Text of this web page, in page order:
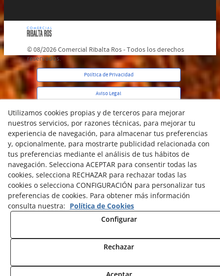
© 08/2026 Comercial Ribalta Ros - Todos los derechos
reservados.
Política de Privacidad
Aviso Legal
Política Cookies
Utilizamos cookies propias y de terceros para mejorar
nuestros servicios, por razones técnicas, para mejorar tu
experiencia de navegación, para almacenar tus preferencias
y, opcionalmente, para mostrarte publicidad relacionada con
tus preferencias mediante el análisis de tus hábitos de
navegación. Selecciona ACEPTAR para consentir todas las
cookies, selecciona RECHAZAR para rechazar todas las
cookies o selecciona CONFIGURACIÓN para personalizar tus
preferencias de cookies. Para obtener más información
consulta nuestra: Política de Cookies
Configurar
Rechazar